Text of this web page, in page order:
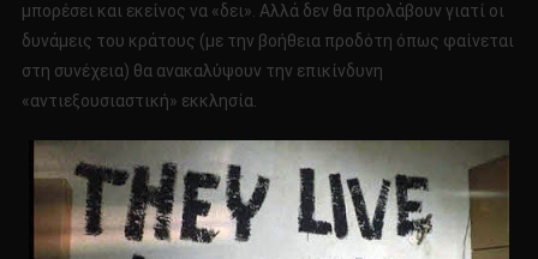
μπορέσει και εκείνος να «δει». Αλλά δεν θα προλάβουν γιατί οι
δυνάμεις του κράτους (με την βοήθεια προδότη όπως φαίνεται
στη συνέχεια) θα ανακαλύψουν την επικίνδυνη
«αντιεξουσιαστική» εκκλησία.